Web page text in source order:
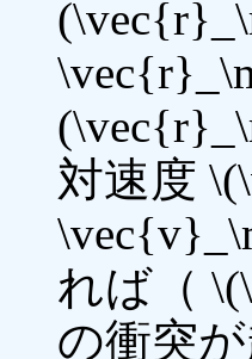
対速度
れば（
の衝突